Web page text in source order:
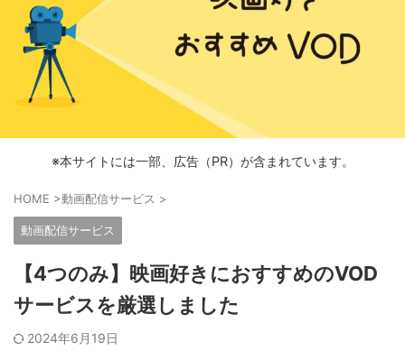
※本サイトには一部、広告（PR）が含まれています。
HOME >動画配信サービス >
動画配信サービス
【4つのみ】映画好きにおすすめのVOD
サービスを厳選しました
2024年6月19日